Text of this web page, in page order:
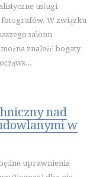
usługi
W związku
salonu
znaleźć bogaty
nad
w
uprawnienia